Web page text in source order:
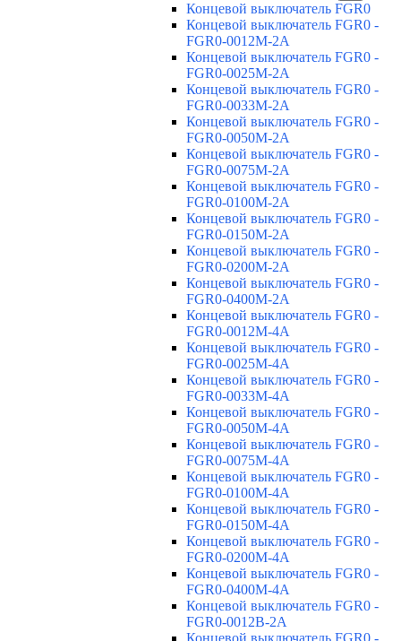
Концевой выключатель FGR0
Концевой выключатель FGR0 -
FGR0-0012M-2A
Концевой выключатель FGR0 -
FGR0-0025M-2A
Концевой выключатель FGR0 -
FGR0-0033M-2A
Концевой выключатель FGR0 -
FGR0-0050M-2A
Концевой выключатель FGR0 -
FGR0-0075M-2A
Концевой выключатель FGR0 -
FGR0-0100M-2A
Концевой выключатель FGR0 -
FGR0-0150M-2A
Концевой выключатель FGR0 -
FGR0-0200M-2A
Концевой выключатель FGR0 -
FGR0-0400M-2A
Концевой выключатель FGR0 -
FGR0-0012M-4A
Концевой выключатель FGR0 -
FGR0-0025M-4A
Концевой выключатель FGR0 -
FGR0-0033M-4A
Концевой выключатель FGR0 -
FGR0-0050M-4A
Концевой выключатель FGR0 -
FGR0-0075M-4A
Концевой выключатель FGR0 -
FGR0-0100M-4A
Концевой выключатель FGR0 -
FGR0-0150M-4A
Концевой выключатель FGR0 -
FGR0-0200M-4A
Концевой выключатель FGR0 -
FGR0-0400M-4A
Концевой выключатель FGR0 -
FGR0-0012B-2A